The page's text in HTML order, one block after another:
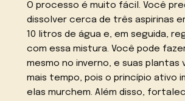
O processo é muito fácil. Você
dissolver cerca de três aspirinas
10 litros de água e, em seguida,
com essa mistura. Você pode
mesmo no inverno, e suas plantas
mais tempo, pois o princípio ativo
elas murchem. Além disso,